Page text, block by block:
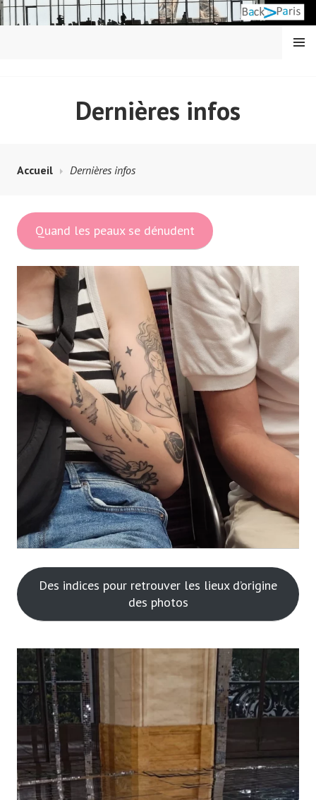
Aller
au
MENU
Dernières infos
Accueil Dernières infos
Quand les peaux se dénudent
Des indices pour retrouver les lieux d’origine
des photos